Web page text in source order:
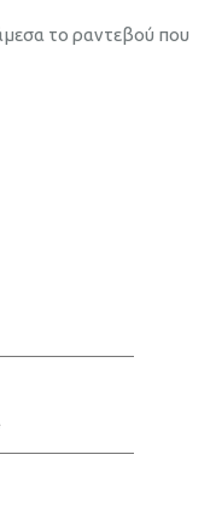
το ραντεβού που